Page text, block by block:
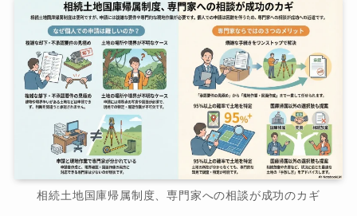
相続土地国庫帰属制度、専門家への相談が成功のカギ